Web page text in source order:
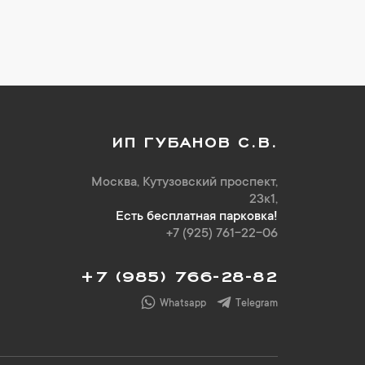
ИП ГУБАНОВ С.В.
Москва, Кутузовский проспект,
23к1,
Есть бесплатная парковка!
+7 (925) 761-22-06
+7 (985) 766-28-82
Whatsapp Telegram